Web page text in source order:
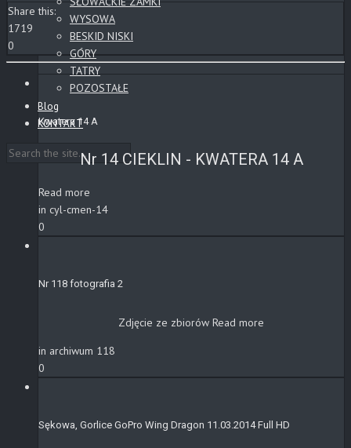
WYSOWA
BESKID NISKI
GÓRY
TATRY
POZOSTAŁE
Blog
KONTAKT
Share this:
1719
0
Kwatera 14 A
Nr 14 CIEKLIN - KWATERA 14 A
Read more
in cyl-cmen-14
0
Nr 118 fotografia 2
Zdjęcie ze zbiorów Read more
in archiwum 118
0
Sękowa, Gorlice GoPro Wing Dragon 11.03.2014 Full HD